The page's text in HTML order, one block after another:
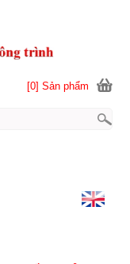
[0] Sản phẩm